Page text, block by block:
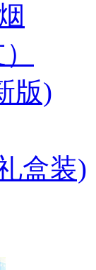
版)
盒装)